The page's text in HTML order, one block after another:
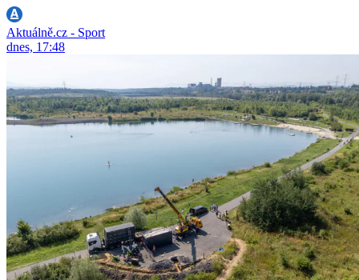
Aktuálně.cz - Sport
dnes, 17:48